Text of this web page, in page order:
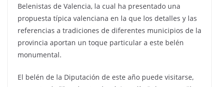
Belenistas de Valencia, la cual ha presentado una
propuesta típica valenciana en la que los detalles y las
referencias a tradiciones de diferentes municipios de la
provincia aportan un toque particular a este belén
monumental.
El belén de la Diputación de este año puede visitarse,